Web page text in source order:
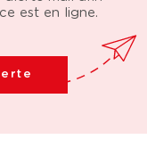
est en ligne.